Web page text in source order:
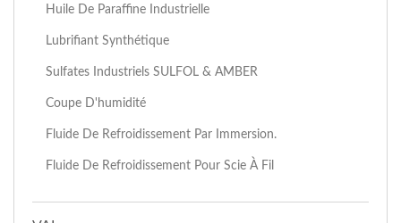
Huile De Paraffine Industrielle
Lubrifiant Synthétique
Sulfates Industriels SULFOL & AMBER
Coupe D'humidité
Fluide De Refroidissement Par Immersion.
Fluide De Refroidissement Pour Scie À Fil